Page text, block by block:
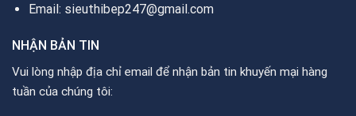
Email: sieuthibep247@gmail.com
NHẬN BẢN TIN
Vui lòng nhập địa chỉ email để nhận bản tin khuyến mại hàng
tuần của chúng tôi: